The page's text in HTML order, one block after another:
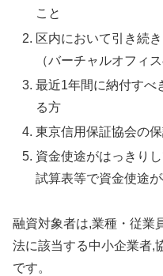
こと
区内において引き続
（バーチャルオフィ
最近1年間に納付すべ
る方
東京信用保証協会の
資金使途がはっきり
試算表等で資金使途
融資対象者は,業種・従業
法に該当する中小企業者,
です。